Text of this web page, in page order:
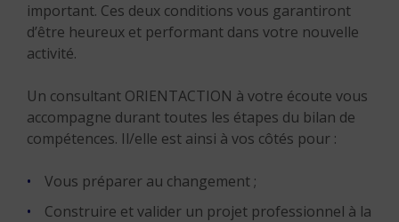
important. Ces deux conditions vous garantiront
d’être heureux et performant dans votre nouvelle
activité.
Un consultant ORIENTACTION à votre écoute vous
accompagne durant toutes les étapes du bilan de
compétences. Il/elle est ainsi à vos côtés pour :
Vous préparer au changement ;
Construire et valider un projet professionnel à la